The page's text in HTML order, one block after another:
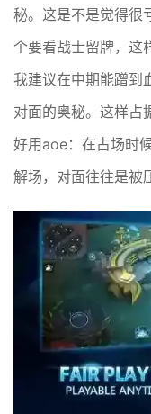
秘。这是不是觉得很
个要看战士留牌，这
我建议在中期能蹭到
对面的奥秘。这样占
好用aoe：在占场时
解场，对面往往是被